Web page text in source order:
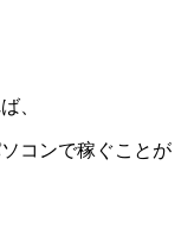
、
コンで稼ぐことが